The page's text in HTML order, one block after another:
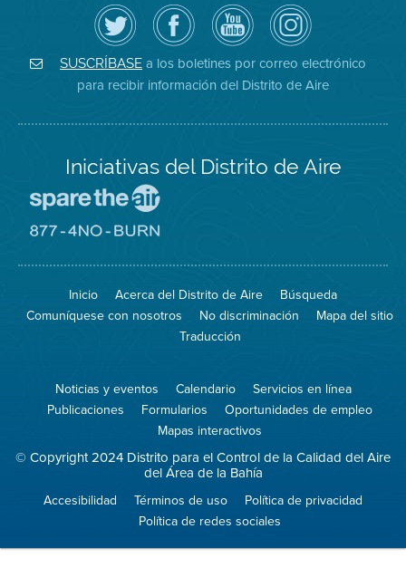
Siga
el
Distrito
de
Aire
en
Twitter
Visite
la
página
de
Facebook
del
Distrito
Canal
de
YouTube
del
Distrito
de
Aire
Air
District
on
Instagram
SUSCRÍBASE a los boletines por correo electrónico
para recibir información del Distrito de Aire
Iniciativas del Distrito de Aire
Spare
Air
el
aire)
sitio
8774
Burn
Inicio Acerca del Distrito de Aire
Búsqueda
Comuníquese con nosotros
No discriminación
Mapa del sitio
Traducción
Noticias y eventos Calendario
Servicios en línea
Publicaciones
Formularios
Oportunidades de empleo
Mapas interactivos
© Copyright 2024 Distrito para el Control de la Calidad del Aire
del Área de la Bahía
Accesibilidad Términos de uso
Política de privacidad
Política de redes sociales